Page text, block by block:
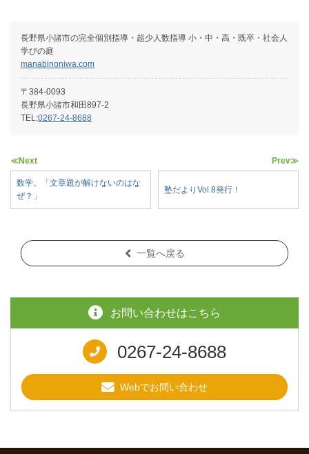
⻑野県⼩諸市の完全個別指導・超少⼈数指導 ⼩・中・⾼・既卒・社会⼈
学びの庭
manabinoniwa.com
〒384-0093
長野県小諸市和田897-2
TEL:0267-24-8688
≪Next
数学。「文章題が解けないのはな
ぜ？」
Prev≫
塾だよりVol.8発行！
一覧へ戻る
お問い合わせはこちら
0267-24-8688
Webでお問い合わせ